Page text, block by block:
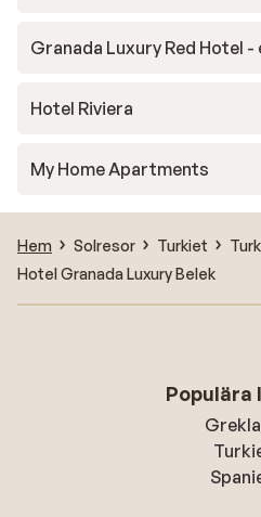
Granada Luxury Red Hotel -
Hotel Riviera
My Home Apartments
Hem Solresor Turkiet
Hotel Granada Luxury Belek
Populära